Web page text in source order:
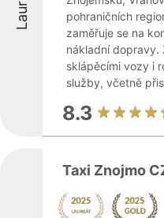
pohraničních
zaměřuje se na
nákladní dopravy.
sklápěcími vozy i
služby, včetně
8.3
Taxi Znojmo